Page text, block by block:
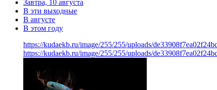
Завтра, 10 августа
В эти выходные
В августе
В этом году
https://kudaekb.ru/image/255/255/uploads/
https://kudaekb.ru/image/255/255/uploads/